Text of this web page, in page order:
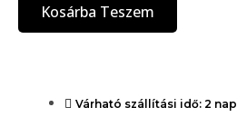
Kosárba Teszem
Várható szállítási idő: 2 nap